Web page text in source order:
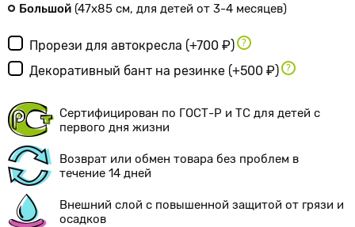
Большой (47х85 см, для детей от 3-4 месяцев)
Прорези для автокресла (+700 ₽)
Декоративный бант на резинке (+500 ₽)
Сертифицирован по ГОСТ-Р и ТС для детей с
первого дня жизни
Возврат или обмен товара без проблем в
течение 14 дней
Внешний слой с повышенной защитой от грязи и
осадков